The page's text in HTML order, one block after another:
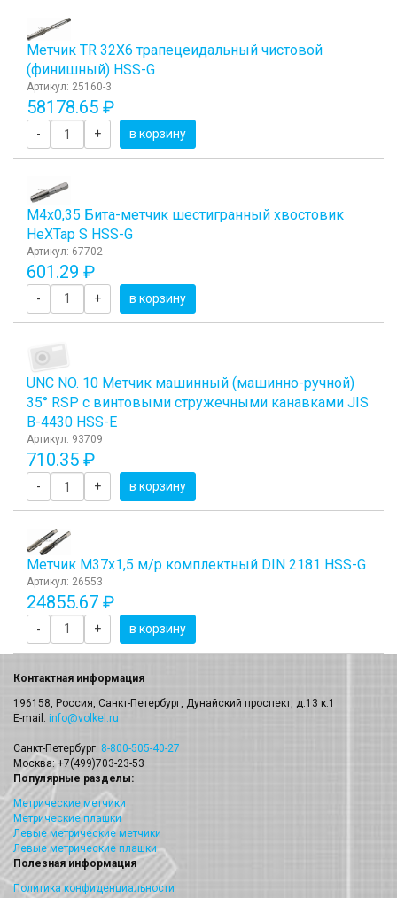
Метчик TR 32Х6 трапецеидальный чистовой
(финишный) HSS-G
Артикул: 25160-3
58178.65 ₽
- + в корзину
М4х0,35 Бита-метчик шестигранный хвостовик
HeХTap S HSS-G
Артикул: 67702
601.29 ₽
- + в корзину
UNC NO. 10 Метчик машинный (машинно-ручной)
35° RSP с винтовыми стружечными канавками JIS
B-4430 HSS-E
Артикул: 93709
710.35 ₽
- + в корзину
Метчик М37x1,5 м/р комплектный DIN 2181 HSS-G
Артикул: 26553
24855.67 ₽
- + в корзину
Контактная информация
196158, Россия, Санкт-Петербург, Дунайский проспект, д.13 к.1
E-mail: info@volkel.ru
Санкт-Петербург: 8-800-505-40-27
Москва: +7(499)703-23-53
Популярные разделы:
Метрические метчики
Метрические плашки
Левые метрические метчики
Левые метрические плашки
Полезная информация
Политика конфиденциальности